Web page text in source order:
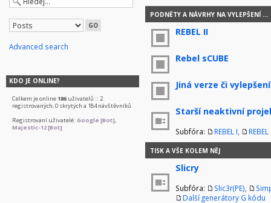
Advanced search
KDO JE ONLINE?
Celkem je online 186 uživatelů :: 2
registrovaných, 0 skrytých a 184 návštěvníků
Registrovaní uživatelé: Google [Bot],
Majestic-12 [Bot]
PODNĚTY A NÁVRHY NA VYLEPŠENÍ ...
REBEL II
Rebel sCUBE
Jiná verze či
Starší neaktivní
Subfóra: REBEL I REBEL
TISK A VŠE KOLEM NĚJ
Slicry
Subfóra: Slic3r(PE)
Další generátory G kódu